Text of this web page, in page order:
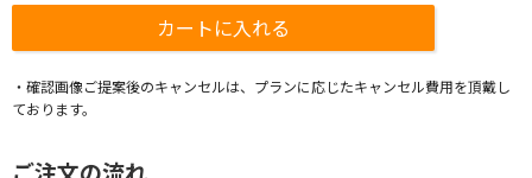
・確認画像ご提案後のキャンセルは、プランに応じたキャンセル費用を頂戴し
ております。